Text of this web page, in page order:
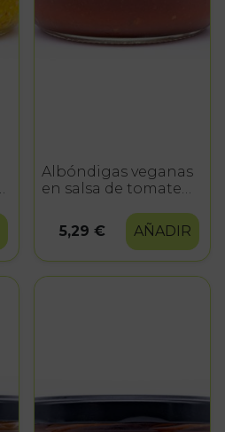
Albóndigas veganas
en salsa de tomate
5,29 €
AÑADIR